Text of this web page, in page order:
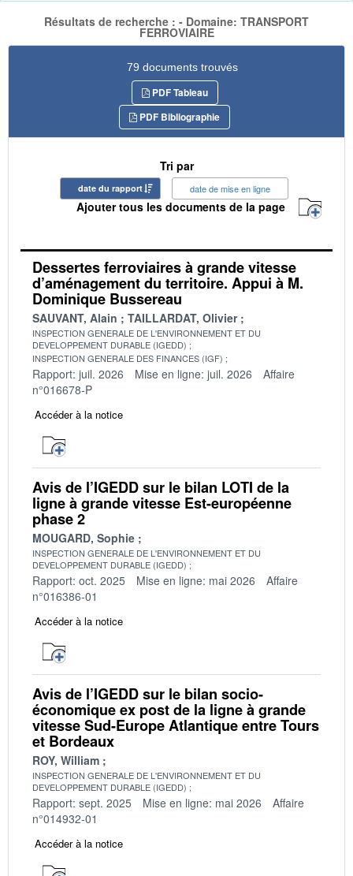
Résultats de recherche : - Domaine: TRANSPORT
FERROVIAIRE
79 documents trouvés
PDF Tableau
PDF Bibliographie
Tri par
date du rapport date de mise en ligne
Ajouter tous les documents de la page
Dessertes ferroviaires à grande vitesse
d’aménagement du territoire. Appui à M.
Dominique Bussereau
SAUVANT, Alain TAILLARDAT, Olivier
INSPECTION GENERALE DE L'ENVIRONNEMENT ET DU
DEVELOPPEMENT DURABLE (IGEDD)
INSPECTION GENERALE DES FINANCES (IGF)
Rapport: juil. 2026 Mise en ligne: juil. 2026
Affaire
n°016678-P
Accéder à la notice
Avis de l’IGEDD sur le bilan LOTI de la
ligne à grande vitesse Est-européenne
phase 2
MOUGARD, Sophie
INSPECTION GENERALE DE L'ENVIRONNEMENT ET DU
DEVELOPPEMENT DURABLE (IGEDD)
Rapport: oct. 2025 Mise en ligne: mai 2026
Affaire
n°016386-01
Accéder à la notice
Avis de l’IGEDD sur le bilan socio-
économique ex post de la ligne à grande
vitesse Sud-Europe Atlantique entre Tours
et Bordeaux
ROY, William
INSPECTION GENERALE DE L'ENVIRONNEMENT ET DU
DEVELOPPEMENT DURABLE (IGEDD)
Rapport: sept. 2025 Mise en ligne: mai 2026
Affaire
n°014932-01
Accéder à la notice